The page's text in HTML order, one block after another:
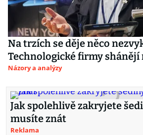
Na trzích se děje něco
Technologické firmy
Názory a analýzy
Jak spolehlivě zakryjete
musíte znát
Reklama